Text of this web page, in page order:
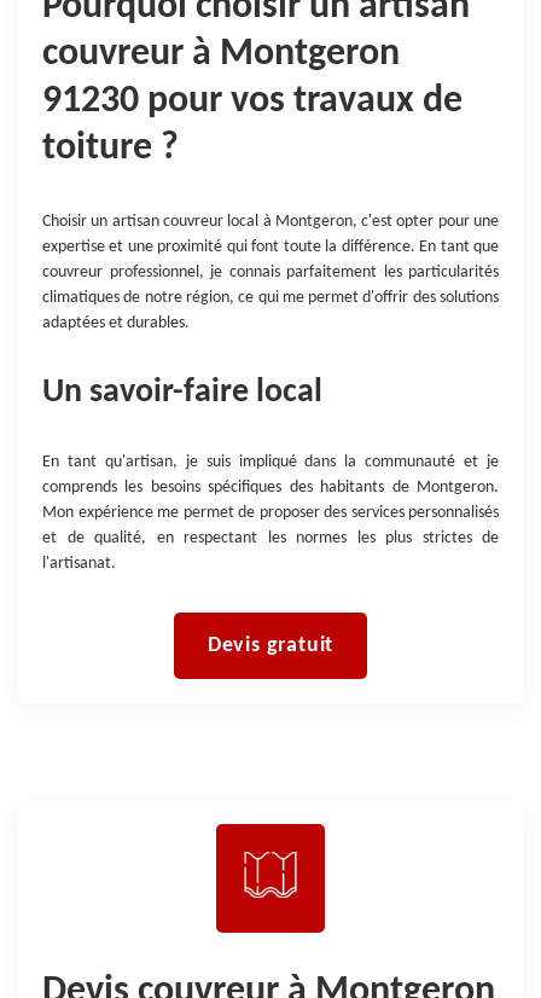
couvreur à Montgeron
91230 pour vos travaux de
toiture ?
Choisir un artisan couvreur local à Montgeron, c'est opter pour une
expertise et une proximité qui font toute la différence. En tant que
couvreur professionnel, je connais parfaitement les particularités
climatiques de notre région, ce qui me permet d'offrir des solutions
adaptées et durables.
Un savoir-faire local
En tant qu'artisan, je suis impliqué dans la communauté et je
comprends les besoins spécifiques des habitants de Montgeron.
Mon expérience me permet de proposer des services personnalisés
et de qualité, en respectant les normes les plus strictes de
l'artisanat.
Devis gratuit